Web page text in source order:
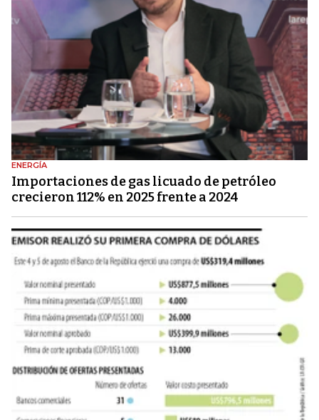
ENERGÍA
Importaciones de gas licuado de petróleo
crecieron 112% en 2025 frente a 2024